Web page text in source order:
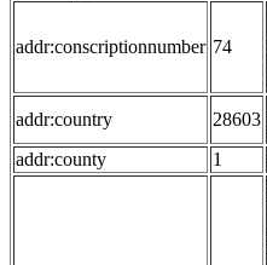
addr:conscriptionnumber 74
addr:country
28603
addr:county
1